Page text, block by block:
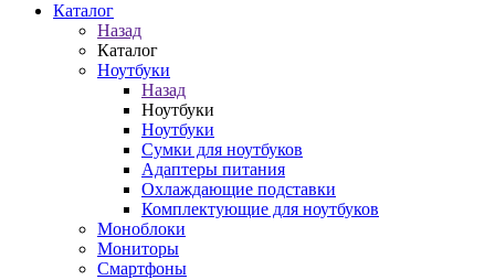
Каталог
Назад
Каталог
Ноутбуки
Назад
Ноутбуки
Ноутбуки
Сумки для ноутбуков
Адаптеры питания
Охлаждающие подставки
Комплектующие для ноутбуков
Моноблоки
Мониторы
Смартфоны